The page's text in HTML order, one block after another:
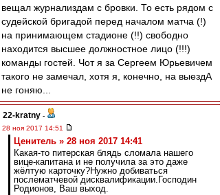
вещал журнализдам с бровки. То есть рядом с
судейской бригадой перед началом матча (!)
на принимающем стадионе (!!) свободно
находится высшее должностное лицо (!!!)
команды гостей. Чот я за Сергеем Юрьевичем
такого не замечал, хотя я, конечно, на выездА
не гоняю...
22-kratny -
28 ноя 2017 14:51
Ценитель » 28 ноя 2017 14:41
Какая-то питерская блядь сломала нашего
вице-капитана и не получила за это даже
жёлтую карточку?Нужно добиваться
послематчевой дисквалификации.Господин
Родионов, Ваш выход.